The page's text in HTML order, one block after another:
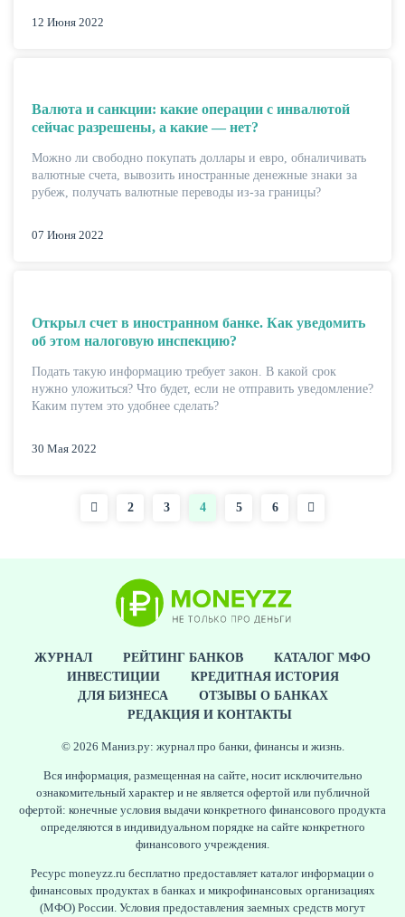
12 Июня 2022
Валюта и санкции: какие операции с инвалютой
сейчас разрешены, а какие — нет?
Можно ли свободно покупать доллары и евро, обналичивать
валютные счета, вывозить иностранные денежные знаки за
рубеж, получать валютные переводы из-за границы?
07 Июня 2022
Открыл счет в иностранном банке. Как уведомить
об этом налоговую инспекцию?
Подать такую информацию требует закон. В какой срок
нужно уложиться? Что будет, если не отправить уведомление?
Каким путем это удобнее сделать?
30 Мая 2022
Страница
2 Страница
3
Текущая
4 Страница
5 Страница
6
ЖУРНАЛ РЕЙТИНГ БАНКОВ
КАТАЛОГ МФО
ИНВЕСТИЦИИ
КРЕДИТНАЯ ИСТОРИЯ
ДЛЯ БИЗНЕСА
ОТЗЫВЫ О БАНКАХ
РЕДАКЦИЯ И КОНТАКТЫ
© 2026 Маниз.ру: журнал про банки, финансы и жизнь.
Вся информация, размещенная на сайте, носит исключительно
ознакомительный характер и не является офертой или публичной
офертой: конечные условия выдачи конкретного финансового продукта
определяются в индивидуальном порядке на сайте конкретного
финансового учреждения.
Ресурс moneyzz.ru бесплатно предоставляет каталог информации о
финансовых продуктах в банках и микрофинансовых организациях
(МФО) России. Условия предоставления заемных средств могут